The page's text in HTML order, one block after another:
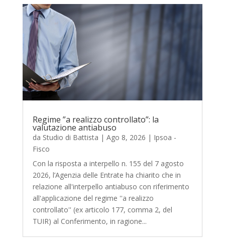
Regime ”a realizzo controllato”: la
valutazione antiabuso
da Studio di Battista | Ago 8, 2026 | Ipsoa -
Fisco
Con la risposta a interpello n. 155 del 7 agosto
2026, l’Agenzia delle Entrate ha chiarito che in
relazione all'interpello antiabuso con riferimento
all'applicazione del regime ''a realizzo
controllato'' (ex articolo 177, comma 2, del
TUIR) al Conferimento, in ragione...